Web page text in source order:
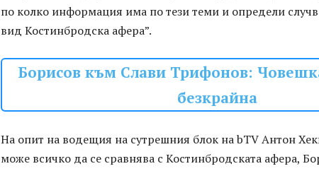
по колко информация има по тези теми и определи
вид Костинбродска афера”.
Борисов към Слави Трифонов:
безкрайна
На опит на водещия на сутрешния блок на bTV Антон
може всичко да се сравнява с Костинбродската афера,